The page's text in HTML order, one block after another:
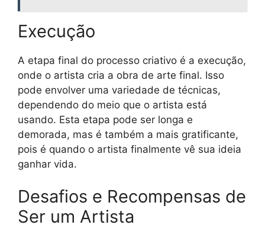
Execução
A etapa final do processo criativo é a execução,
onde o artista cria a obra de arte final. Isso
pode envolver uma variedade de técnicas,
dependendo do meio que o artista está
usando. Esta etapa pode ser longa e
demorada, mas é também a mais gratificante,
pois é quando o artista finalmente vê sua ideia
ganhar vida.
Desafios e Recompensas de
Ser um Artista